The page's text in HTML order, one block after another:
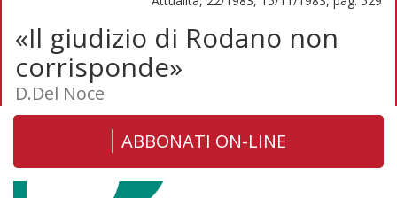
«Il giudizio di Rodano non
corrisponde»
D.Del Noce
ABBONATI ON-LINE